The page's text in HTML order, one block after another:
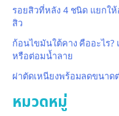
รอยสิวที่หลัง 4 ชนิด แยกใ
สิว
ก้อนไขมันใต้คาง คืออะไร?
หรือต่อมน้ำลาย
ผ่าตัดเหนียงพร้อมลดขนาด
หมวดหมู่